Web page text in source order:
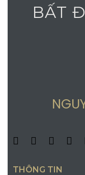
BẤT
THÔNG TIN